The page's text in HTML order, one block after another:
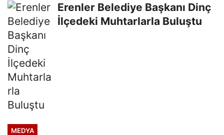
Erenler Belediye Başkanı Dinç
İlçedeki Muhtarlarla Buluştu
MEDYA